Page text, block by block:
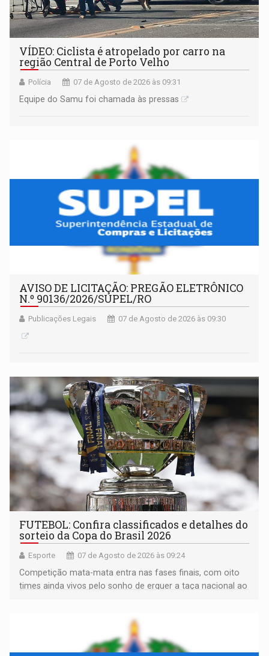
VÍDEO: Ciclista é atropelado por carro na
região Central de Porto Velho
Polícia 07 de Agosto de 2026 às 09:31
Equipe do Samu foi chamada às pressas
AVISO DE LICITAÇÃO: PREGÃO ELETRÔNICO
N.º 90136/2026/SUPEL/RO
Publicações Legais 07 de Agosto de 2026 às 09:30
FUTEBOL: Confira classificados e detalhes do
sorteio da Copa do Brasil 2026
Esporte 07 de Agosto de 2026 às 09:24
Competição mata-mata entra nas fases finais, com oito
times ainda vivos pelo sonho de erguer a taça nacional ao